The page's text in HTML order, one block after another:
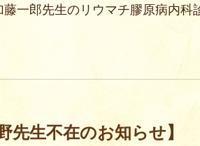
郎先生のリウマチ膠原病内科
先生不在のお知らせ】